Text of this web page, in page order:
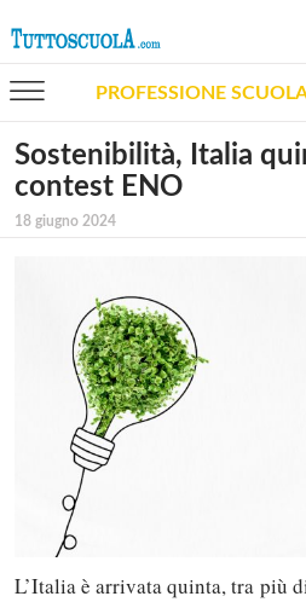
PROFESSIONE
Sostenibilità, Italia
contest ENO
18 giugno 2024
L’Italia è arrivata quinta, tra più